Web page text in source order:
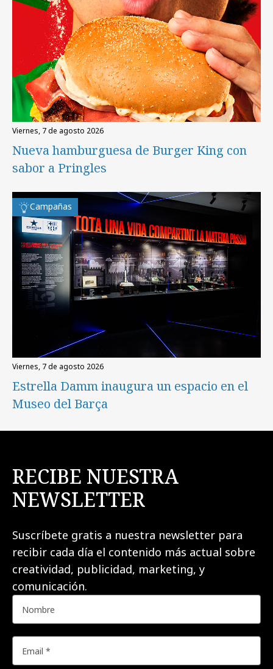
viernes, 7 de agosto 2026
Nueva hamburguesa de Burger King con
sabor a Pringles
Campañas
viernes, 7 de agosto 2026
Estrella Damm inaugura un espacio en el
Museo del Barça
RECIBE NUESTRA
NEWSLETTER
Suscríbete gratis a nuestra newsletter para
recibir cada día el contenido más actual sobre
creatividad, publicidad, marketing, y
comunicación.